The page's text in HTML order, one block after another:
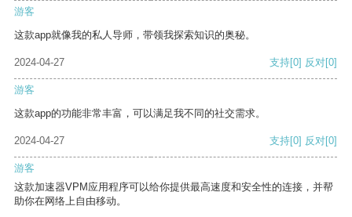
游客
这款app就像我的私人导师，带领我探索知识的奥秘。
2024-04-27 支持[0] 反对[0]
游客
这款app的功能非常丰富，可以满足我不同的社交需求。
2024-04-27 支持[0] 反对[0]
游客
这款加速器VPM应用程序可以给你提供最高速度和安全性的连接，并帮
助你在网络上自由移动。